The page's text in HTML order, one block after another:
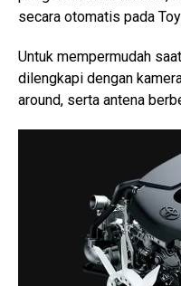
secara otomatis pada
Untuk mempermudah
dilengkapi dengan
around, serta antena